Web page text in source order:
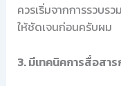
ควรเริ่มจากการรวบร
ให้ชัดเจนก่อนครับผม
3. มีเทคนิคการสื่อสา